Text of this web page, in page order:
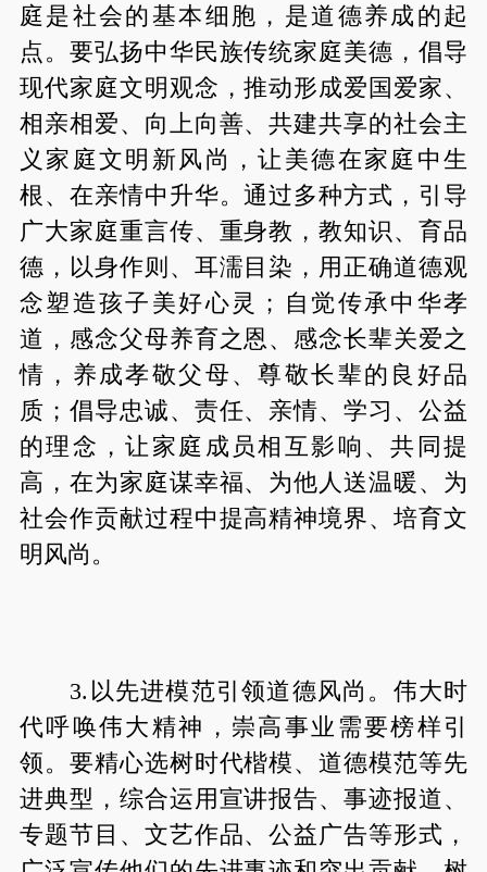
庭是社会的基本细胞，是道德养成的起
点。要弘扬中华民族传统家庭美德，倡导
现代家庭文明观念，推动形成爱国爱家、
相亲相爱、向上向善、共建共享的社会主
义家庭文明新风尚，让美德在家庭中生
根、在亲情中升华。通过多种方式，引导
广大家庭重言传、重身教，教知识、育品
德，以身作则、耳濡目染，用正确道德观
念塑造孩子美好心灵；自觉传承中华孝
道，感念父母养育之恩、感念长辈关爱之
情，养成孝敬父母、尊敬长辈的良好品
质；倡导忠诚、责任、亲情、学习、公益
的理念，让家庭成员相互影响、共同提
高，在为家庭谋幸福、为他人送温暖、为
社会作贡献过程中提高精神境界、培育文
明风尚。
3.以先进模范引领道德风尚。伟大时
代呼唤伟大精神，崇高事业需要榜样引
领。要精心选树时代楷模、道德模范等先
进典型，综合运用宣讲报告、事迹报道、
专题节目、文艺作品、公益广告等形式，